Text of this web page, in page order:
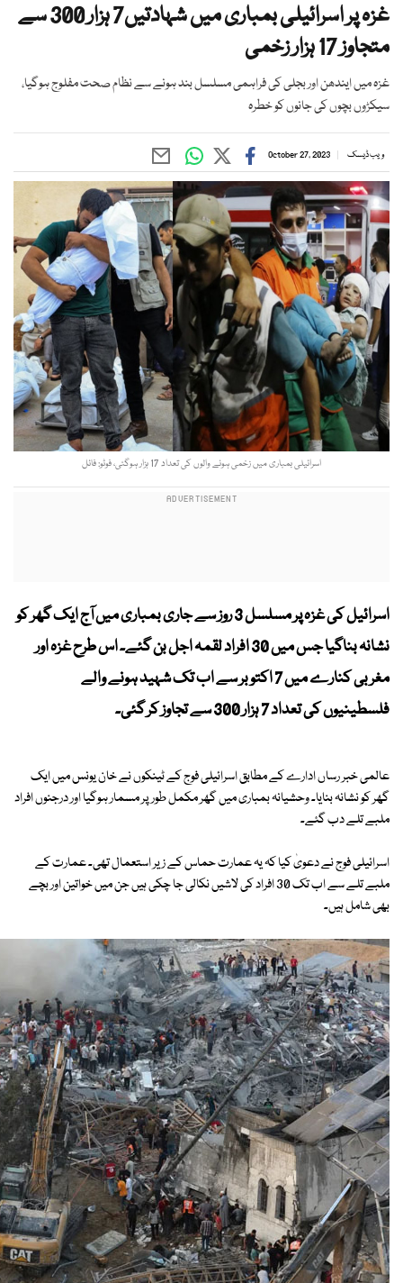
غزہ پر اسرائیلی بمباری میں شہادتیں7 ہزار 300 سے
متجاوز 17 ہزار زخمی
غزہ میں ایندھن اور بجلی کی فراہمی مسلسل بند ہونے سے نظام صحت مفلوج ہوگیا،
سیکڑوں بچوں کی جانوں کو خطرہ
ویب ڈیسک October 27, 2023
اسرائیلی بمباری میں زخمی ہونے والوں کی تعداد 17 ہزار ہوگئی، فوٹو: فائل
اسرائیل کی غزہ پر مسلسل 3 روز سے جاری بمباری میں آج ایک گھر کو
نشانہ بناگیا جس میں 30 افراد لقمہ اجل بن گئے۔ اس طرح غزہ اور
مغربی کنارے میں 7 اکتوبر سے اب تک شہید ہونے والے
فلسطینیوں کی تعداد 7 ہزار 300 سے تجاوز کر گئی۔
عالمی خبر رساں ادارے کے مطابق اسرائیلی فوج کے ٹینکوں نے خان یونس میں ایک
گھر کو نشانہ بنایا۔ وحشیانہ بمباری میں گھر مکمل طور پر مسمار ہوگیا اور درجنوں افراد
ملبے تلے دب گئے۔
اسرائیلی فوج نے دعویٰ کیا کہ یہ عمارت حماس کے زیر استعمال تھی۔ عمارت کے
ملبے تلے سے اب تک 30 افراد کی لاشیں نکالی جا چکی ہیں جن میں خواتین اور بچے
بھی شامل ہیں۔